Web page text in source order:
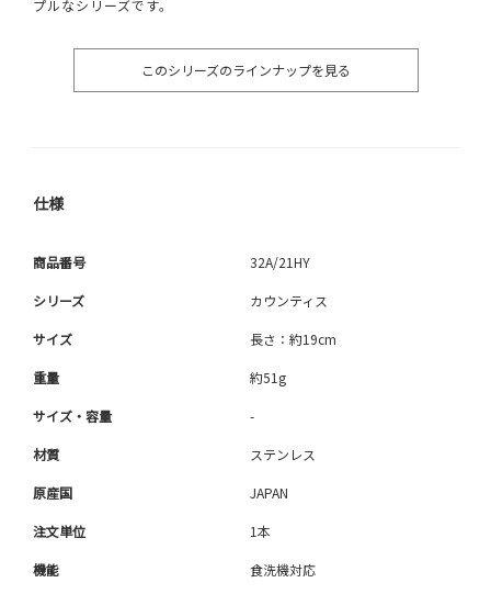
プルなシリーズです。
このシリーズのラインナップを見る
仕様
商品番号 32A/21HY
シリーズ カウンティス
サイズ 長さ：約19cm
重量 約51g
サイズ・容量 -
材質 ステンレス
原産国 JAPAN
注文単位 1本
機能 食洗機対応